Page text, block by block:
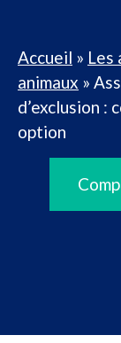
Accueil » Les
animaux »
d’exclusion :
option